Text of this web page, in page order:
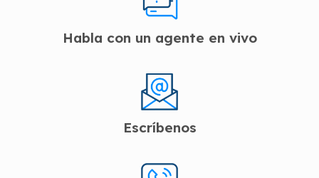
Habla con un agente en vivo
Escríbenos